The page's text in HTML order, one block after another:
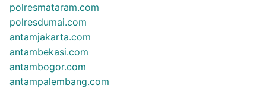
polresmataram.com
polresdumai.com
antamjakarta.com
antambekasi.com
antambogor.com
antampalembang.com